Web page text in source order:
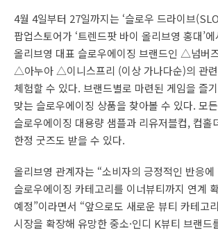
4월 4일부터 27일까지는 ‘슬로우 드라이브
팝업스토어가 ‘트렌드팟 바이 올리브영 홍대’
올리브영 대표 슬로우에이징 브랜드인 △넘버
△아누아 △이니스프리 (이상 가나다순)의 관
체험할 수 있다. 브랜드별로 마련된 게임을 즐
맞는 슬로우에이징 상품을 찾아볼 수 있다. 모
슬로우에이징 대용량 샘플과 리유저블컵, 컵홀
한정 굿즈도 받을 수 있다.
올리브영 관계자는 “소비자의 긍정적인 반응
슬로우에이징 카테고리를 이너뷰티까지 연계
예정”이라면서 “앞으로도 새로운 뷰티 카테고
시장을 확장해 유망한 중소·인디 K뷰티 브랜드